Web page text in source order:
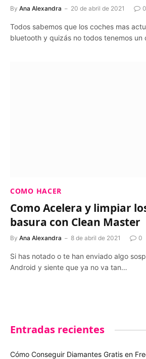
By Ana Alexandra 20 de abril de 2021 0
Todos sabemos que los coches mas
bluetooth y quizás no todos tenemos un
COMO HACER
Como Acelera y limpiar
basura con Clean Master
By Ana Alexandra 8 de abril de 2021 0
Si has notado o te han enviado algo
Android y siente que ya no va tan…
Entradas recientes
Cómo Conseguir Diamantes Gratis en